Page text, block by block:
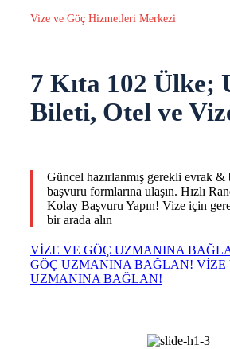
Vize ve Göç Hizmetleri Merkezi
7 Kıta 102 Ülke;
Bileti, Otel ve
Güncel hazırlanmış gerekli evrak
başvuru formlarına ulaşın. Hızlı
Kolay Başvuru Yapın! Vize için
bir arada alın
VIZE VE GÖÇ UZMANINA
GÖÇ UZMANINA BAĞLAN! VIZE
UZMANINA BAĞLAN!